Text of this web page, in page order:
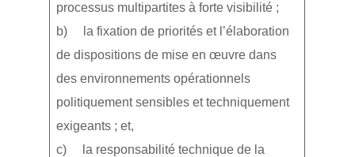
processus multipartites à forte visibilité ;
b) la fixation de priorités et l’élaboration
de dispositions de mise en œuvre dans
des environnements opérationnels
politiquement sensibles et techniquement
exigeants ; et,
c) la responsabilité technique de la